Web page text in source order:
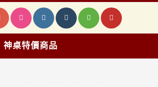
神桌特價商品